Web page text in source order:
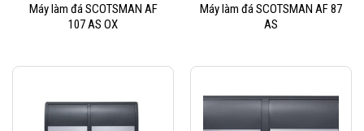
Máy làm đá SCOTSMAN AF
107 AS OX
Máy làm đá SCOTSMAN AF 87
AS